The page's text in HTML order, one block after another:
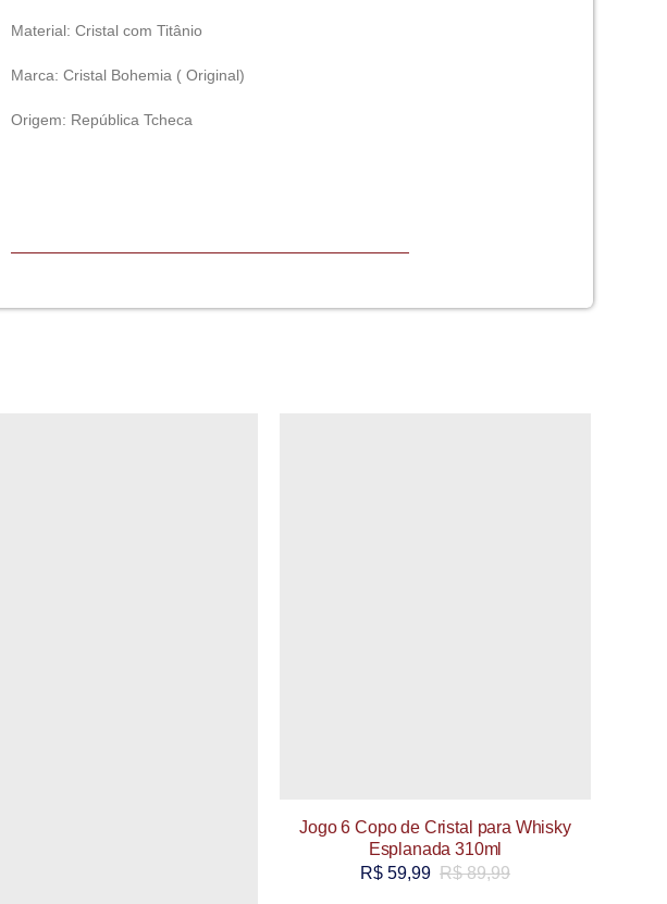
Material: Cristal com Titânio
Marca: Cristal Bohemia ( Original)
Origem: República Tcheca
Jogo 6 Copo de Cristal para Whisky
Esplanada 310ml
R$89,99
R$ 59,99